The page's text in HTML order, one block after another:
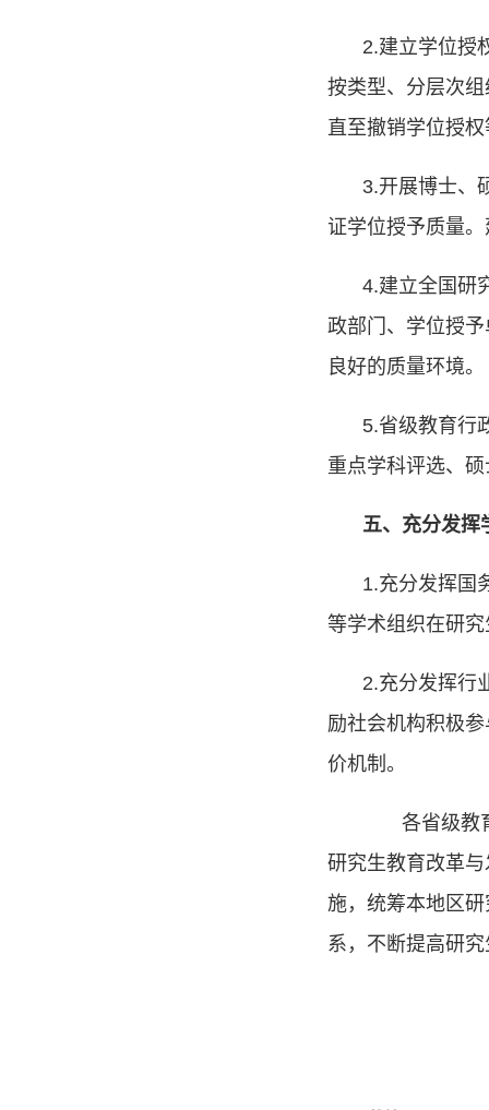
2.建立学位授
按类型、分层次
直至撤销学位授
3.开展博士、
证学位授予质量
4.建立全国研
政部门、学位授
良好的质量环境。
5.省级教育行
重点学科评选、
五、充分发挥
1.充分发挥国
等学术组织在研
2.充分发挥行
励社会机构积极
价机制。
各省级教育
研究生教育改革
施，统筹本地区
系，不断提高研